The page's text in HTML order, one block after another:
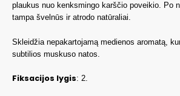
plaukus nuo kenksmingo karščio poveikio. Po
tampa švelnūs ir atrodo natūraliai.
Skleidžia nepakartojamą medienos aromatą,
subtilios muskuso natos.
Fiksacijos lygis: 2.